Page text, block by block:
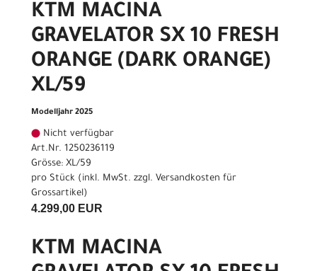
KTM MACINA
GRAVELATOR SX 10 FRESH
ORANGE (DARK ORANGE)
XL/59
Modelljahr 2025
Nicht verfügbar
Art.Nr. 1250236119
Grösse: XL/59
pro Stück (inkl. MwSt. zzgl. Versandkosten für
Grossartikel)
4.299,00 EUR
KTM MACINA